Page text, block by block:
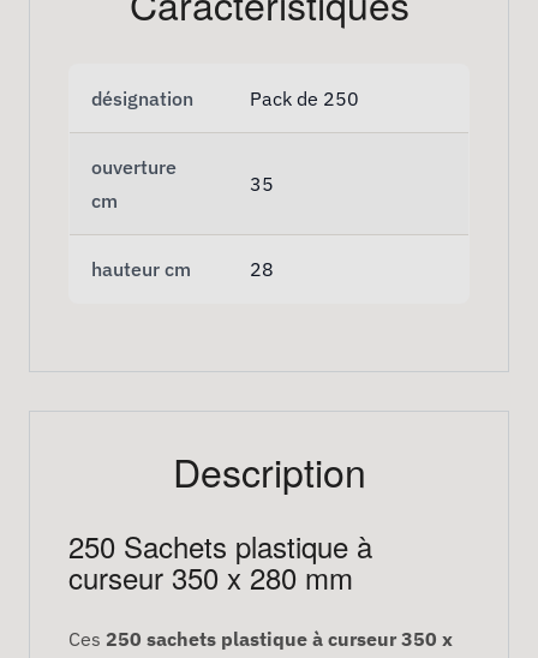
désignation Pack de 250
ouverture
cm
35
hauteur cm 28
Description
250 Sachets plastique à
curseur 350 x 280 mm
Ces 250 sachets plastique à curseur 350 x